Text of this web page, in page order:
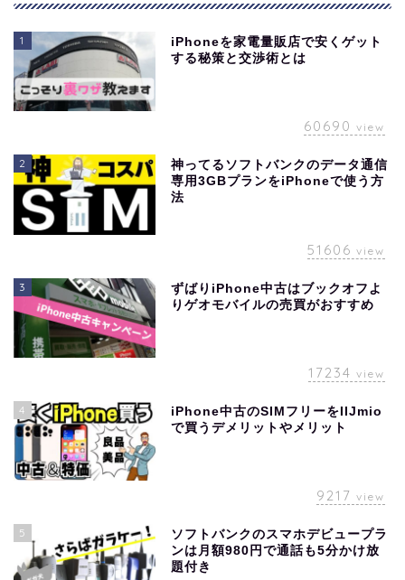
1
iPhoneを家電量販店で安くゲット
する秘策と交渉術とは
60690 view
2
神ってるソフトバンクのデータ通信
専用3GBプランをiPhoneで使う方
法
51606 view
3
ずばりiPhone中古はブックオフよ
りゲオモバイルの売買がおすすめ
17234 view
4
iPhone中古のSIMフリーをIIJmio
で買うデメリットやメリット
9217 view
5
ソフトバンクのスマホデビュープラ
ンは月額980円で通話も5分かけ放
題付き